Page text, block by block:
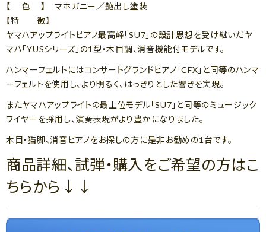
【 色 】 マホガニー／艶出し塗装
【特 徴】
ヤマハアップライトピアノ最高峰「SU7」の設計思想を受け継いだヤ
マハ「YUSシリーズ」の1型・木目調、消音機能付モデルです。
ハンマーフェルトにはコンサートグランドピアノ「CFX」と同等のハンマ
ーフェルトを使用し、より明るく、はっきりとした響きを実現。
またヤマハアップライトの最上位モデル「SU7」と同等のミュージック
ワイヤーを採用し、演奏表現がより豊かになりました。
木目・猫脚、消音ピアノをお探しの方に是非お勧めの1台です。
商品詳細、試弾・購入をご希望の方はこ
ちらから↓↓